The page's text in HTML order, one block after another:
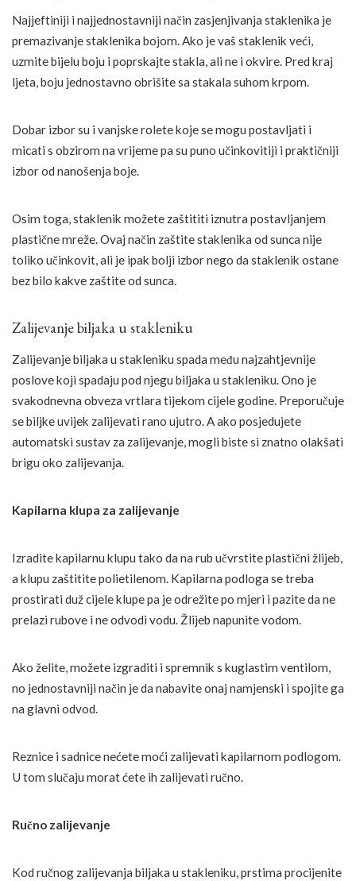
Najjeftiniji i najjednostavniji način zasjenjivanja staklenika je
premazivanje staklenika bojom. Ako je vaš staklenik veći,
uzmite bijelu boju i poprskajte stakla, ali ne i okvire. Pred kraj
ljeta, boju jednostavno obrišite sa stakala suhom krpom.
Dobar izbor su i vanjske rolete koje se mogu postavljati i
micati s obzirom na vrijeme pa su puno učinkovitiji i praktičniji
izbor od nanošenja boje.
Osim toga, staklenik možete zaštititi iznutra postavljanjem
plastične mreže. Ovaj način zaštite staklenika od sunca nije
toliko učinkovit, ali je ipak bolji izbor nego da staklenik ostane
bez bilo kakve zaštite od sunca.
Zalijevanje biljaka u stakleniku
Zalijevanje biljaka u stakleniku spada među najzahtjevnije
poslove koji spadaju pod njegu biljaka u stakleniku. Ono je
svakodnevna obveza vrtlara tijekom cijele godine. Preporučuje
se biljke uvijek zalijevati rano ujutro. A ako posjedujete
automatski sustav za zalijevanje, mogli biste si znatno olakšati
brigu oko zalijevanja.
Kapilarna klupa za zalijevanje
Izradite kapilarnu klupu tako da na rub učvrstite plastični žlijeb,
a klupu zaštitite polietilenom. Kapilarna podloga se treba
prostirati duž cijele klupe pa je odrežite po mjeri i pazite da ne
prelazi rubove i ne odvodi vodu. Žlijeb napunite vodom.
Ako želite, možete izgraditi i spremnik s kuglastim ventilom,
no jednostavniji način je da nabavite onaj namjenski i spojite ga
na glavni odvod.
Reznice i sadnice nećete moći zalijevati kapilarnom podlogom.
U tom slučaju morat ćete ih zalijevati ručno.
Ručno zalijevanje
Kod ručnog zalijevanja biljaka u stakleniku, prstima procijenite